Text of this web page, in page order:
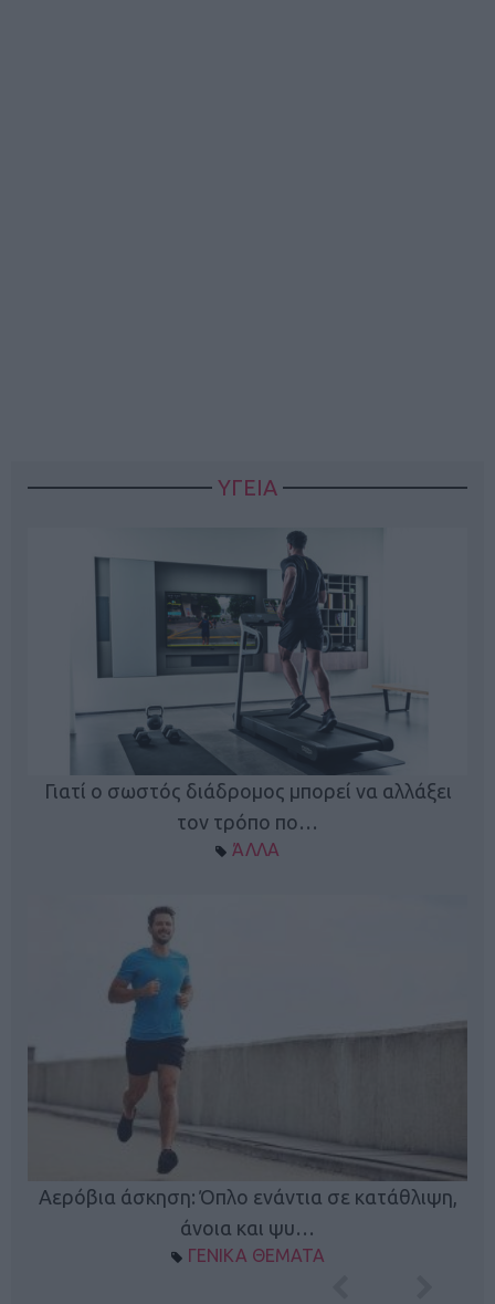
ΥΓΕΙΑ
Γιατί ο σωστός διάδρομος μπορεί να αλλάξει
τον τρόπο πο…
ΆΛΛΑ
Αερόβια άσκηση: Όπλο ενάντια σε κατάθλιψη,
άνοια και ψυ…
ΓΕΝΙΚΑ ΘΕΜΑΤΑ